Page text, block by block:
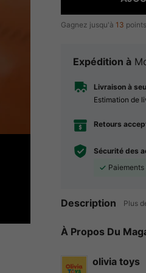
Gagnez jusqu'à 13
Expédition à
Livraison à
Estimation de
Retours
Sécurité des
Description Plus
À Propos Du
olivia toys
4.20
4.20